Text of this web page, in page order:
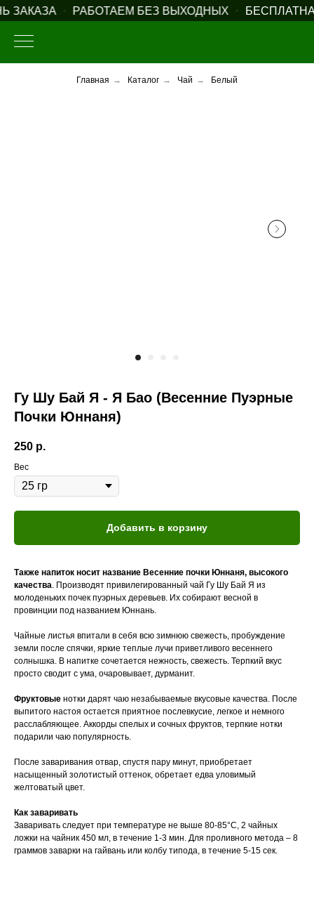
РАБОТАЕМ БЕЗ ВЫХОДНЫХ
Главная → Каталог → Чай → Белый
Гу Шу Бай Я - Я Бао (Весенние Пуэрные
Почки Юннаня)
250 р.
Вес
Добавить в корзину
Также напиток носит название Весенние почки Юннаня, высокого
качества. Производят привилегированный чай Гу Шу Бай Я из
молоденьких почек пуэрных деревьев. Их собирают весной в
провинции под названием Юннань.
Чайные листья впитали в себя всю зимнюю свежесть, пробуждение
земли после спячки, яркие теплые лучи приветливого весеннего
солнышка. В напитке сочетается нежность, свежесть. Терпкий вкус
просто сводит с ума, очаровывает, дурманит.
Фруктовые нотки дарят чаю незабываемые вкусовые качества. После
выпитого настоя остается приятное послевкусие, легкое и немного
расслабляющее. Аккорды спелых и сочных фруктов, терпкие нотки
подарили чаю популярность.
После заваривания отвар, спустя пару минут, приобретает
насыщенный золотистый оттенок, обретает едва уловимый
желтоватый цвет.
Как заваривать
Заваривать следует при температуре не выше 80-85°C, 2 чайных
ложки на чайник 450 мл, в течение 1-3 мин. Для проливного метода – 8
граммов заварки на гайвань или колбу типода, в течение 5-15 сек.